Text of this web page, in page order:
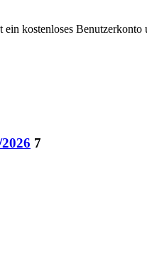
kostenloses
7